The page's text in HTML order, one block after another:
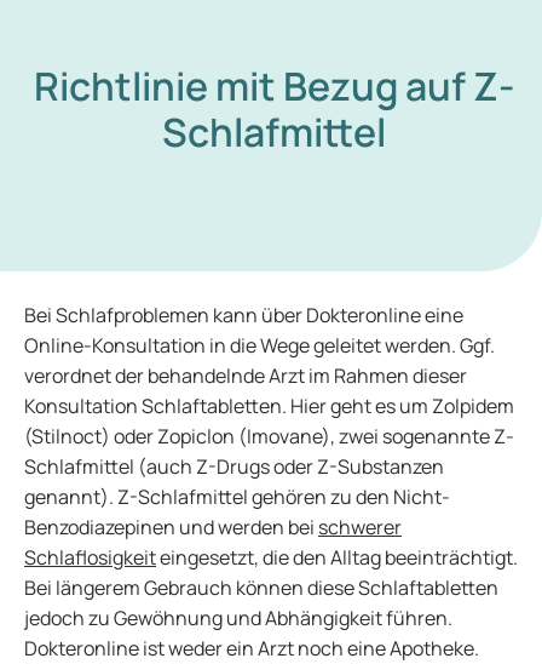
Richtlinie mit Bezug auf Z-
Schlafmittel
Bei Schlafproblemen kann über Dokteronline eine
Online-Konsultation in die Wege geleitet werden. Ggf.
verordnet der behandelnde Arzt im Rahmen dieser
Konsultation Schlaftabletten. Hier geht es um Zolpidem
(Stilnoct) oder Zopiclon (Imovane), zwei sogenannte Z-
Schlafmittel (auch Z-Drugs oder Z-Substanzen
genannt). Z-Schlafmittel gehören zu den Nicht-
Benzodiazepinen und werden bei schwerer
Schlaflosigkeiteingesetzt, die den Alltag beeinträchtigt.
Bei längerem Gebrauch können diese Schlaftabletten
jedoch zu Gewöhnung und Abhängigkeit führen.
Dokteronline ist weder ein Arzt noch eine Apotheke.